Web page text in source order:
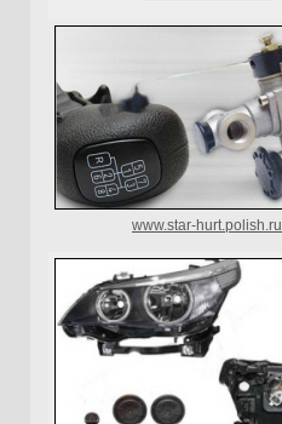
www.star-hurt.polish.ru